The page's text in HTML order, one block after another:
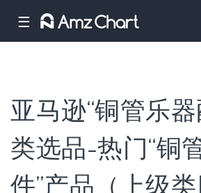
☰
亚马逊“铜管乐
类选品-热门“铜
件”产品（上级类